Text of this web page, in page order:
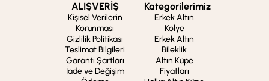
ALIŞVERİŞ
Kişisel Verilerin
Korunması
Gizlilik Politikası
Teslimat Bilgileri
Garanti Şartları
İade ve Değişim
Kategorilerimiz
Erkek Altın
Kolye
Erkek Altın
Bileklik
Altın Küpe
Fiyatları